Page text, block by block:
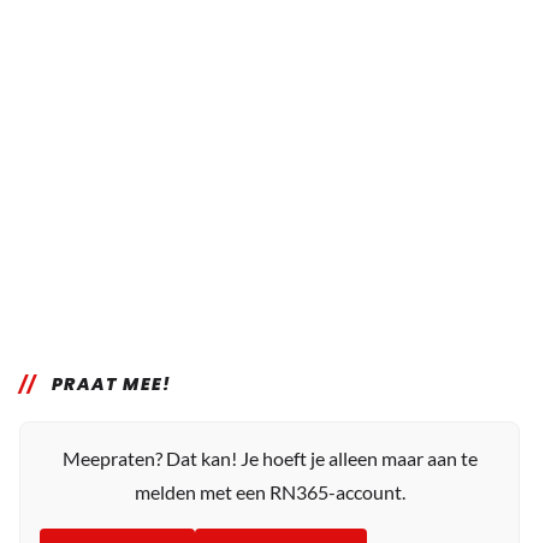
PRAAT MEE!
Meepraten? Dat kan! Je hoeft je alleen maar aan te
melden met een RN365-account.